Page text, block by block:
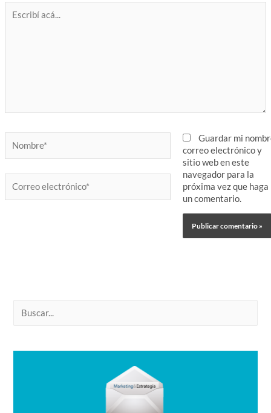
acá...
electrónico*
Guardar mi
correo electrónico y
sitio web en este
navegador para la
próxima vez que haga
un comentario.
a